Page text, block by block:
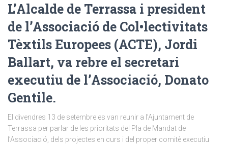
L’Alcalde de Terrassa i president
de l’Associació de Col•lectivitats
Tèxtils Europees (ACTE), Jordi
Ballart, va rebre el secretari
executiu de l’Associació, Donato
Gentile.
El divendres 13 de setembre es van reunir a l’Ajuntament de
Terrassa per parlar de les prioritats del Pla de Mandat de
l’Associació, dels projectes en curs i del proper comitè executiu